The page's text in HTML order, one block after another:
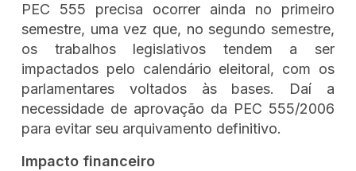
PEC 555 precisa ocorrer ainda no primeiro
semestre, uma vez que, no segundo semestre,
os trabalhos legislativos tendem a ser
impactados pelo calendário eleitoral, com os
parlamentares voltados às bases. Daí a
necessidade de aprovação da PEC 555/2006
para evitar seu arquivamento definitivo.
Impacto financeiro